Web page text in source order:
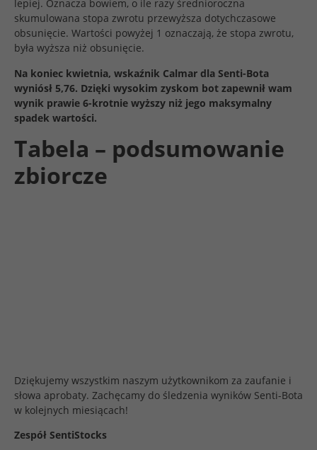
lepiej. Oznacza bowiem, o ile razy średnioroczna
skumulowana stopa zwrotu przewyższa dotychczasowe
obsunięcie. Wartości powyżej 1 oznaczają, że stopa zwrotu,
była wyższa niż obsunięcie.
Na koniec kwietnia, wskaźnik Calmar dla Senti-Bota
wyniósł 5,76. Dzięki wysokim zyskom bot zapewnił wam
wynik prawie 6-krotnie wyższy niż jego maksymalny
spadek wartości.
Tabela – podsumowanie
zbiorcze
Dziękujemy wszystkim naszym użytkownikom za zaufanie i
słowa aprobaty. Zachęcamy do śledzenia wyników Senti-Bota
w kolejnych miesiącach!
Zespół SentiStocks